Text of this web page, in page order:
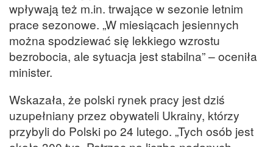
wpływają też m.in. trwające w sezonie letnim
prace sezonowe. „W miesiącach jesiennych
można spodziewać się lekkiego wzrostu
bezrobocia, ale sytuacja jest stabilna” – oceniła
minister.
Wskazała, że polski rynek pracy jest dziś
uzupełniany przez obywateli Ukrainy, którzy
przybyli do Polski po 24 lutego. „Tych osób jest